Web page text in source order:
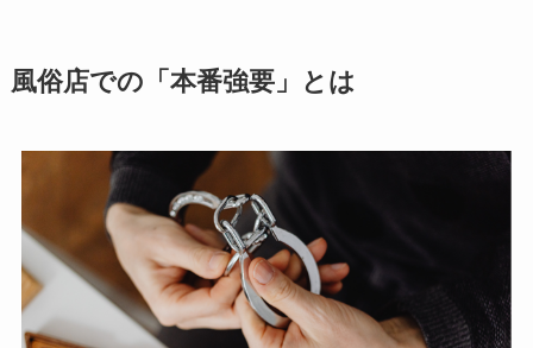
風俗店での「本番強要」とは